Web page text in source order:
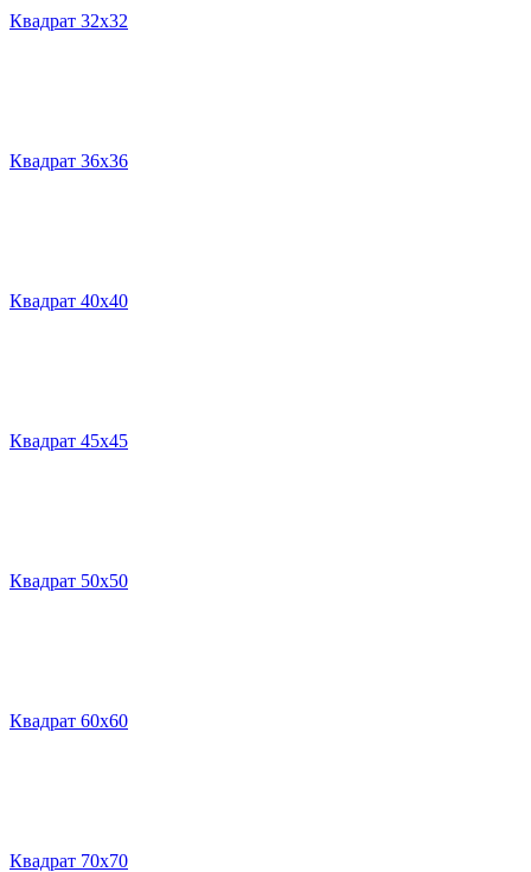
Квадрат 32х32
Квадрат 36х36
Квадрат 40х40
Квадрат 45х45
Квадрат 50х50
Квадрат 60х60
Квадрат 70х70